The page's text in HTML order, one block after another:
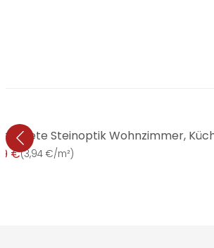
Steinoptik Wohnzimmer,
€(3,94 €/m²)